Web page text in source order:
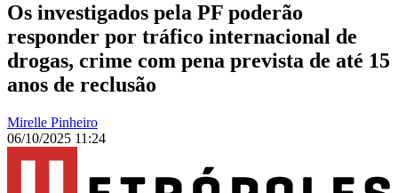
Os investigados pela PF poderão
responder por tráfico internacional de
drogas, crime com pena prevista de até 15
anos de reclusão
Mirelle Pinheiro
06/10/2025 11:24